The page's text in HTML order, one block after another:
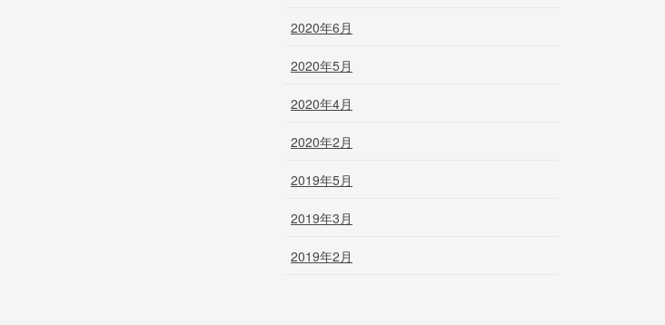
2020年6月
2020年5月
2020年4月
2020年2月
2019年5月
2019年3月
2019年2月